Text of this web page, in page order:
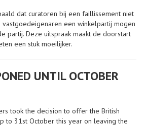
dat curatoren bij een faillissement niet
een winkelpartij mogen
partij. Deze uitspraak maakt de doorstart
een stuk moeilijker.
UNTIL OCTOBER
took the decision to offer the British
to 31st October this year on leaving the